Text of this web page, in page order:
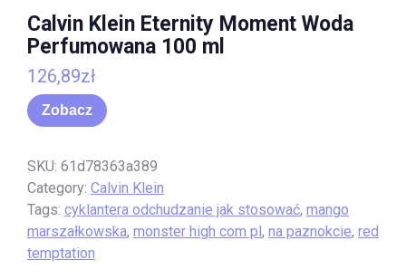
Calvin Klein Eternity Moment Woda
Perfumowana 100 ml
126,89zł
Zobacz
SKU: 61d78363a389
Category: Calvin Klein
Tags: cyklantera odchudzanie jak stosować, mango
marszałkowska, monster high com pl, na paznokcie, red
temptation